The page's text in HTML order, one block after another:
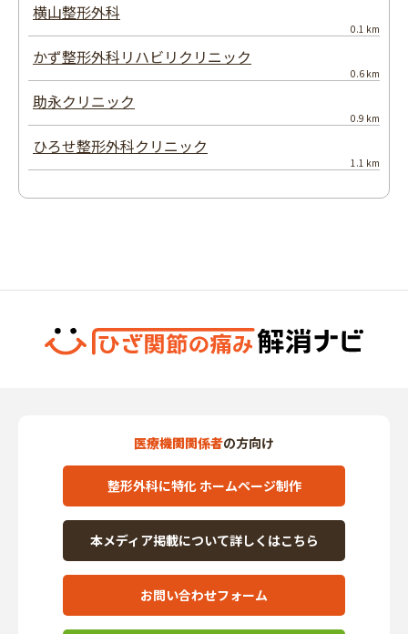
横山整形外科
0.1 km
かず整形外科リハビリクリニック
0.6 km
助永クリニック
0.9 km
ひろせ整形外科クリニック
1.1 km
医療機関関係者の方向け
整形外科に特化 ホームページ制作
本メディア掲載について詳しくはこちら
お問い合わせフォーム